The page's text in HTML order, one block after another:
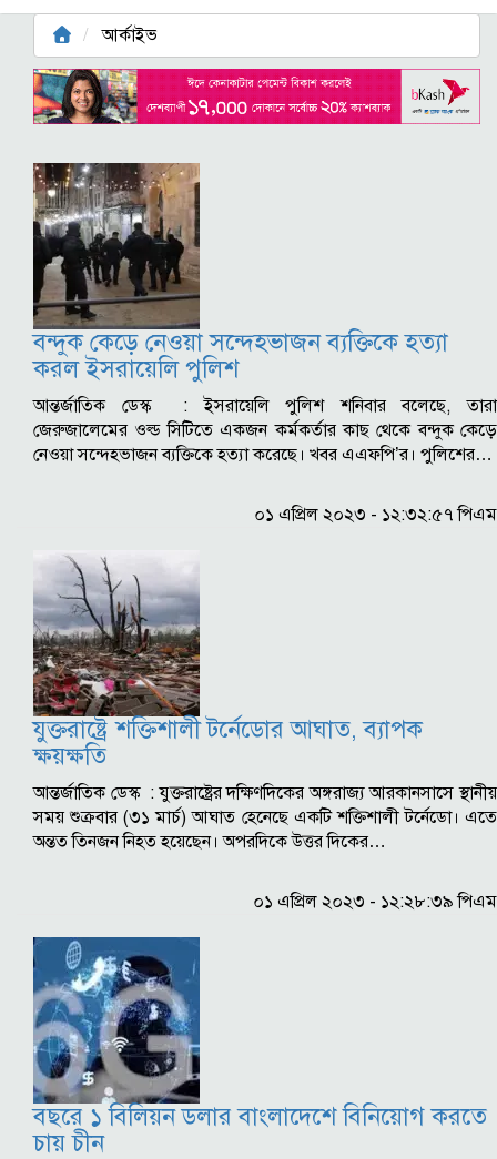
আর্কাইভ
বন্দুক কেড়ে নেওয়া সন্দেহভাজন ব্যক্তিকে হত্যা
করল ইসরায়েলি পুলিশ
আন্তর্জাতিক ডেস্ক : ইসরায়েলি পুলিশ শনিবার বলেছে, তারা
জেরুজালেমের ওল্ড সিটিতে একজন কর্মকর্তার কাছ থেকে বন্দুক কেড়ে
নেওয়া সন্দেহভাজন ব্যক্তিকে হত্যা করেছে। খবর এএফপি’র। পুলিশের…
০১ এপ্রিল ২০২৩ - ১২:৩২:৫৭ পিএম
যুক্তরাষ্ট্রে শক্তিশালী টর্নেডোর আঘাত, ব্যাপক
ক্ষয়ক্ষতি
আন্তর্জাতিক ডেস্ক : যুক্তরাষ্ট্রের দক্ষিণদিকের অঙ্গরাজ্য আরকানসাসে স্থানীয়
সময় শুক্রবার (৩১ মার্চ) আঘাত হেনেছে একটি শক্তিশালী টর্নেডো। এতে
অন্তত তিনজন নিহত হয়েছেন। অপরদিকে উত্তর দিকের…
০১ এপ্রিল ২০২৩ - ১২:২৮:৩৯ পিএম
বছরে ১ বিলিয়ন ডলার বাংলাদেশে বিনিয়োগ করতে
চায় চীন